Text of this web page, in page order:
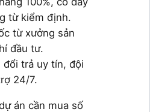
từ kiểm định.
từ xưởng sản
đầu tư.
đổi trả uy tín, đội
24/7.
án cần mua số